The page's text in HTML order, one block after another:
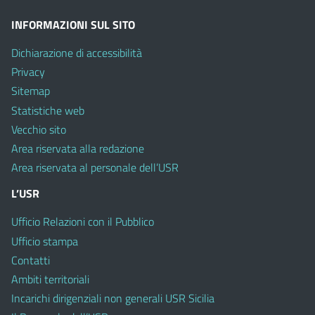
INFORMAZIONI SUL SITO
Dichiarazione di accessibilità
Privacy
Sitemap
Statistiche web
Vecchio sito
Area riservata alla redazione
Area riservata al personale dell’USR
L’USR
Ufficio Relazioni con il Pubblico
Ufficio stampa
Contatti
Ambiti territoriali
Incarichi dirigenziali non generali USR Sicilia